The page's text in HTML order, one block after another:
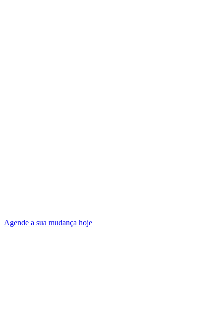
Agende a sua mudança hoje